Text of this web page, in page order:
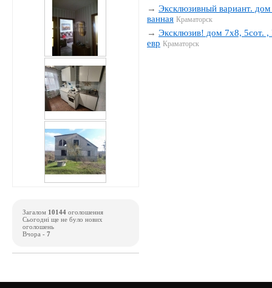
→Эксклюзивный вариант.
ванная Краматорск
→Эксклюзив! дом 7х8, 5сот. ,
евр Краматорск
Загалом 10144 оголошення
Сьогодні ще не було нових
оголошень
Вчора - 7